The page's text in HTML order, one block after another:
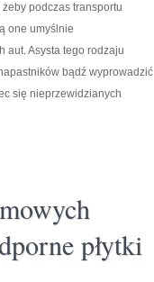
podczas transportu
one umyślnie
aut. Asysta tego rodzaju
bądź wyprowadzić
się nieprzewidzianych
płytki